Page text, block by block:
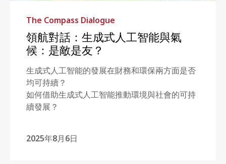
The Compass Dialogue
領航對話：生成式人工智能與氣
候：是敵是友？
生成式人工智能的發展在財務和環保兩方面是否
均可持續？
如何借助生成式人工智能推動環境與社會的可持
續發展？
2025年8月6日